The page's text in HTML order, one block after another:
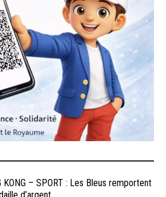
KONG – SPORT : Les Bleus remportent